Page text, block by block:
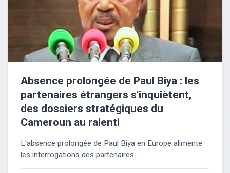
Absence prolongée de Paul Biya : les
partenaires étrangers s'inquiètent,
des dossiers stratégiques du
Cameroun au ralenti
L'absence prolongée de Paul Biya en Europe alimente
les interrogations des partenaires...